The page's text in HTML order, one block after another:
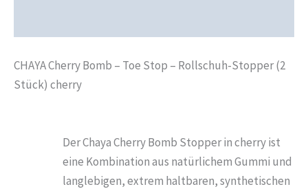
CHAYA Cherry Bomb – Toe Stop – Rollschuh-Stopper (2
Stück) cherry
Der Chaya Cherry Bomb Stopper in cherry ist
eine Kombination aus natürlichem Gummi und
langlebigen, extrem haltbaren, synthetischen